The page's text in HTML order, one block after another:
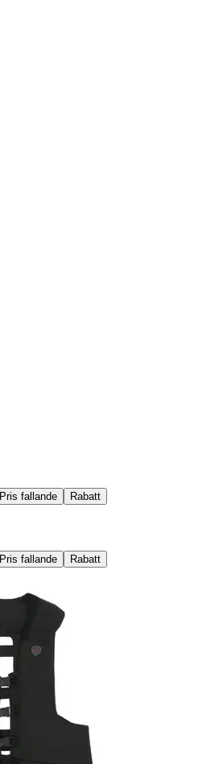
Pris fallande Rabatt
Pris fallande Rabatt